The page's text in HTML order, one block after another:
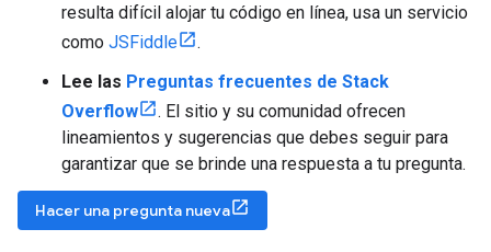
resulta difícil alojar tu código en línea, usa un servicio
como JSFiddle
.
Lee las Preguntas frecuentes de Stack
Overflow
. El sitio y su comunidad ofrecen
lineamientos y sugerencias que debes seguir para
garantizar que se brinde una respuesta a tu pregunta.
Hacer una pregunta nueva